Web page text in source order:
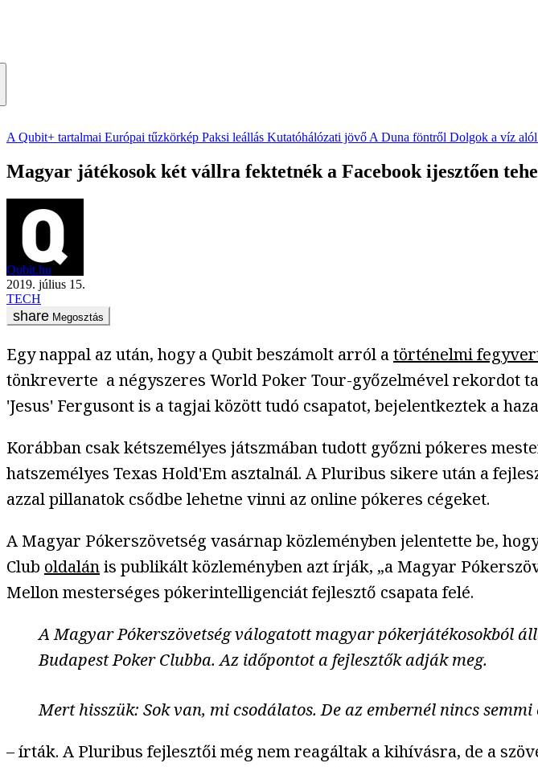
A Qubit+ tartalmai Európai tűzkörkép Paksi leállás Kutatóhálózati jövő A Duna föntről Dolgok a víz alól
Magyar játékosok két vállra fektetnék a Facebook ijesztően
Qubit.hu
2019. július 15.
TECH
Megosztás
Egy nappal az után, hogy a Qubit beszámolt arról atörténelmi
tönkreverte a négyszeres World Poker Tour-győzelmével rekordot
'Jesus' Fergusont is a tagjai között tudó csapatot, bejelentkeztek a
Korábban csak kétszemélyes játszmában tudott győzni pókeres
hatszemélyes Texas Hold'Em asztalnál. A Pluribus sikere után a
azzal pillanatok csődbe lehetne vinni az online pókeres cégeket.
A Magyar Pókerszövetség vasárnap közleményben jelentette be,
Club oldalánis publikált közleményben azt írják, „a Magyar
Mellon mesterséges pókerintelligenciát fejlesztő csapata felé.
A Magyar Pókerszövetség válogatott magyar pókerjátékosokból
Budapest Poker Clubba. Az időpontot a fejlesztők adják meg.
Mert hisszük: Sok van, mi csodálatos. De az embernél nincs semmi
– írták. A Pluribus fejlesztői még nem reagáltak a kihívásra, de a